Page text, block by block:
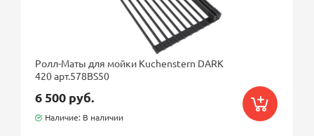
врезная сверху
под столешницу
Ролл-Маты для мойки Kuchenstern DARK
420 арт.578BS50
6 500 руб.
Наличие: В наличии